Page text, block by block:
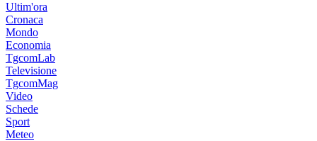
Ultim'ora
Cronaca
Mondo
Economia
TgcomLab
Televisione
TgcomMag
Video
Schede
Sport
Meteo